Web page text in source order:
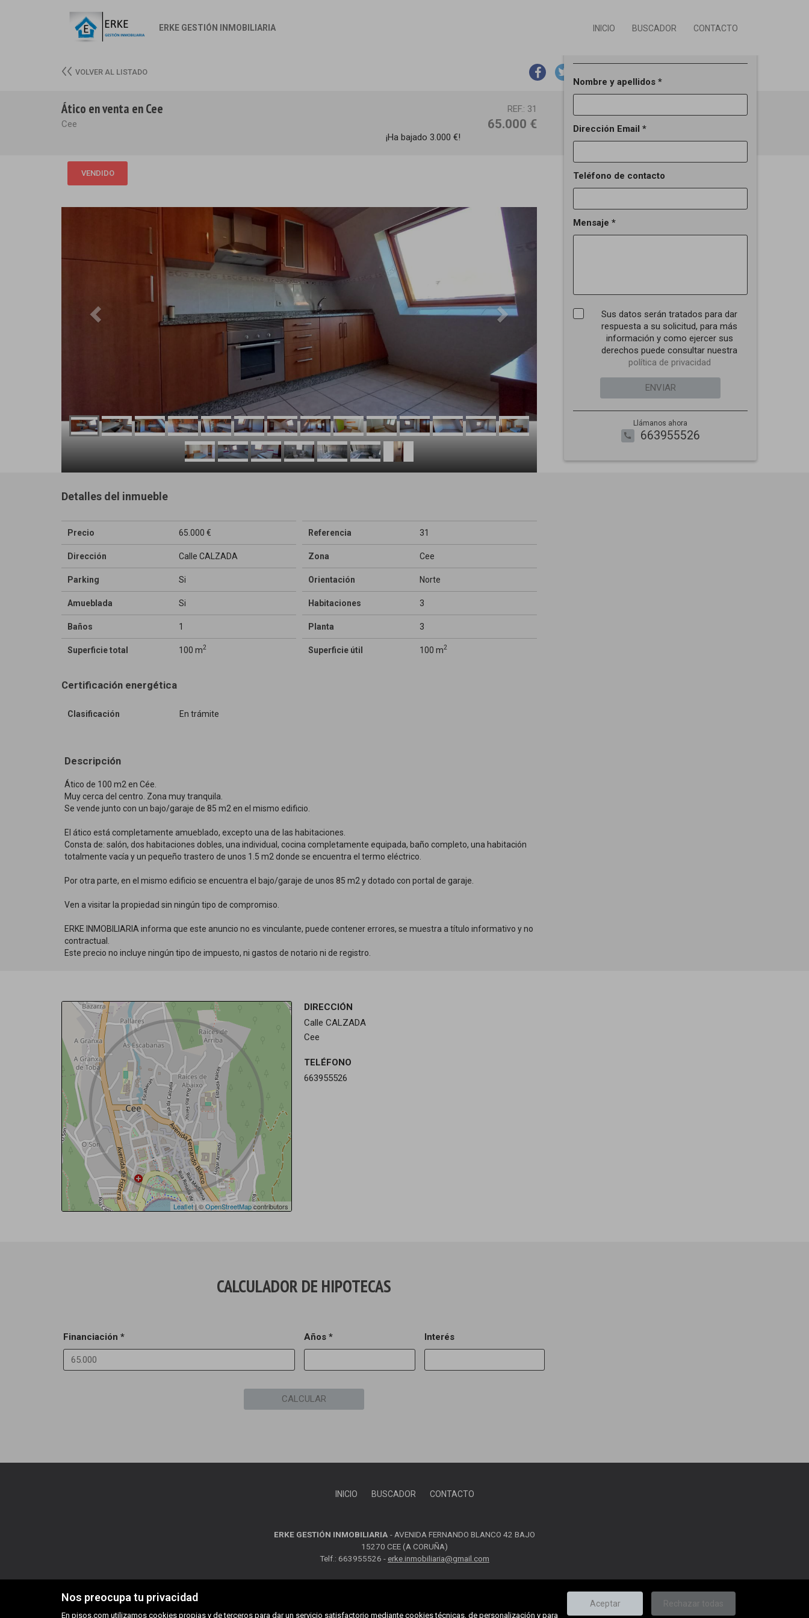
Nos preocupa tu privacidad
En pisos.com utilizamos cookies propias y de terceros para dar un servicio satisfactorio mediante cookies técnicas, de personalización y para
Aceptar Rechazar todas
ERKE GESTIÓN INMOBILIARIA INICIO BUSCADOR CONTACTO
VOLVER AL LISTADO
Nombre y apellidos *
Dirección Email *
Teléfono de contacto
Mensaje *
Sus datos serán tratados para dar
respuesta a su solicitud, para más
información y como ejercer sus
derechos puede consultar nuestra
política de privacidad
ENVIAR
Llámanos ahora
call 663955526
Ático en venta en Cee
Cee
REF.: 31
65.000 €
¡Ha bajado 3.000 €!
VENDIDO
Detalles del inmueble
Precio 65.000 € Referencia 31
Dirección Calle CALZADA Zona Cee
Parking Si Orientación Norte
Amueblada Si Habitaciones 3
Baños 1 Planta 3
Superficie total 100 m2 Superficie útil 100 m2
Certificación energética
Clasificación En trámite
Descripción
Ático de 100 m2 en Cée.
Muy cerca del centro. Zona muy tranquila.
Se vende junto con un bajo/garaje de 85 m2 en el mismo edificio.
El ático está completamente amueblado, excepto una de las habitaciones.
Consta de: salón, dos habitaciones dobles, una individual, cocina completamente equipada, baño completo, una habitación
totalmente vacía y un pequeño trastero de unos 1.5 m2 donde se encuentra el termo eléctrico.
Por otra parte, en el mismo edificio se encuentra el bajo/garaje de unos 85 m2 y dotado con portal de garaje.
Ven a visitar la propiedad sin ningún tipo de compromiso.
ERKE INMOBILIARIA informa que este anuncio no es vinculante, puede contener errores, se muestra a título informativo y no
contractual.
Este precio no incluye ningún tipo de impuesto, ni gastos de notario ni de registro.
Leaflet| ©OpenStreetMapcontributors
DIRECCIÓN
Calle CALZADA
Cee
TELÉFONO
663955526
CALCULADOR DE HIPOTECAS
Financiación * Años * Interés
CALCULAR
INICIO BUSCADOR CONTACTO
ERKE GESTIÓN INMOBILIARIA - AVENIDA FERNANDO BLANCO 42 BAJO
15270 CEE (A CORUÑA)
Telf.: 663955526 - erke.inmobiliaria@gmail.com